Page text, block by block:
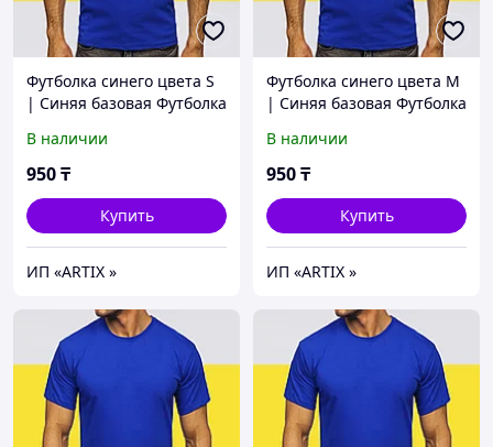
Футболка синего цвета S
| Синяя базовая Футболка
Футболка васильковая
унисекс под принт
В наличии
950₸
Купить
ИП «ARTIX »
Футболка синего цвета M
| Синяя базовая Футболка
Футболка васильковая
унисекс под принт
В наличии
950₸
Купить
ИП «ARTIX »